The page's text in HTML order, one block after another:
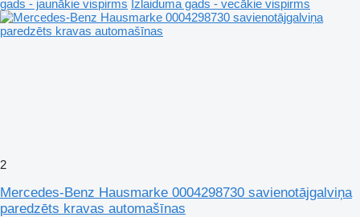
gads - jaunākie vispirms Izlaiduma gads - vecākie vispirms
2
Mercedes-Benz Hausmarke 0004298730 savienotājgalviņa
paredzēts kravas automašīnas